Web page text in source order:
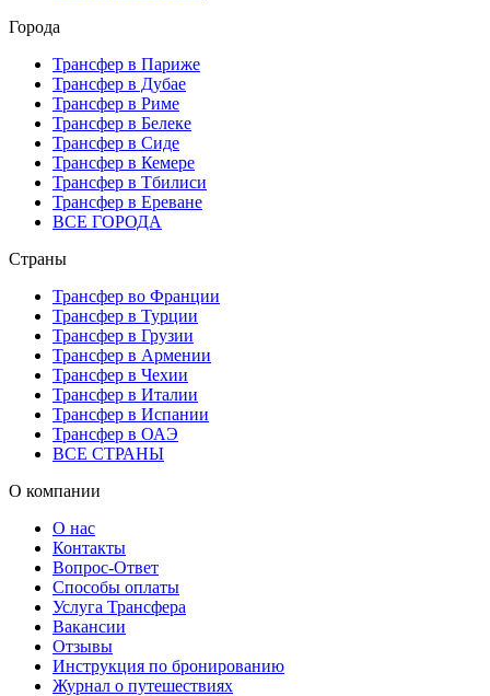
Города
Трансфер в Париже
Трансфер в Дубае
Трансфер в Риме
Трансфер в Белеке
Трансфер в Сиде
Трансфер в Кемере
Трансфер в Тбилиси
Трансфер в Ереване
ВСЕ ГОРОДА
Страны
Трансфер во Франции
Трансфер в Турции
Трансфер в Грузии
Трансфер в Армении
Трансфер в Чехии
Трансфер в Италии
Трансфер в Испании
Трансфер в ОАЭ
ВСЕ СТРАНЫ
О компании
О нас
Контакты
Вопрос-Ответ
Способы оплаты
Услуга Трансфера
Вакансии
Отзывы
Инструкция по бронированию
Журнал о путешествиях